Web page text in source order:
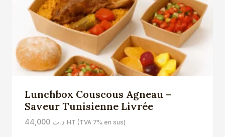
Lunchbox Couscous Agneau –
Saveur Tunisienne Livrée
د.ت 44,000 HT (TVA 7% en sus)